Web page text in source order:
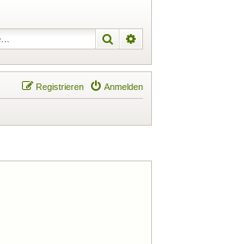
Suche
Anmelden
Registrieren